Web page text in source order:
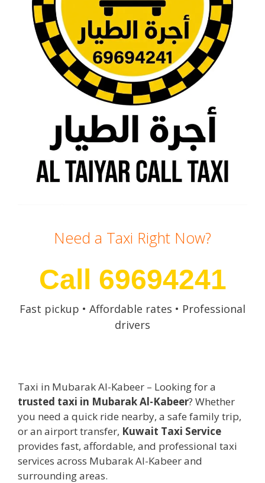
Need a Taxi Right Now?
Call 69694241
Fast pickup • Affordable rates • Professional
drivers
Taxi in Mubarak Al-Kabeer – Looking for a
trusted taxi in Mubarak Al-Kabeer? Whether
you need a quick ride nearby, a safe family trip,
or an airport transfer, Kuwait Taxi Service
provides fast, affordable, and professional taxi
services across Mubarak Al-Kabeer and
surrounding areas.